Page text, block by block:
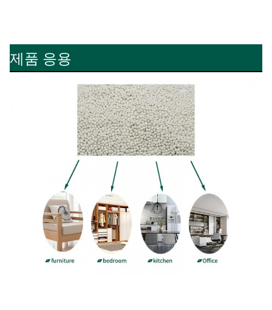
제품 응용